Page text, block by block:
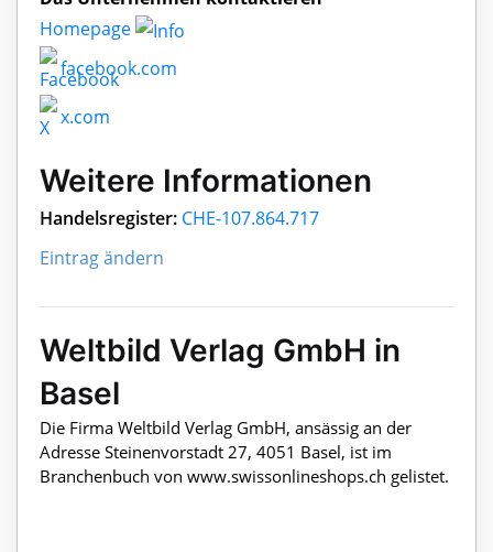
Homepage
facebook.com
x.com
Weitere Informationen
Handelsregister: CHE-107.864.717
Eintrag ändern
Weltbild Verlag GmbH in
Basel
Die Firma Weltbild Verlag GmbH, ansässig an der
Adresse Steinenvorstadt 27, 4051 Basel, ist im
Branchenbuch von www.swissonlineshops.ch gelistet.